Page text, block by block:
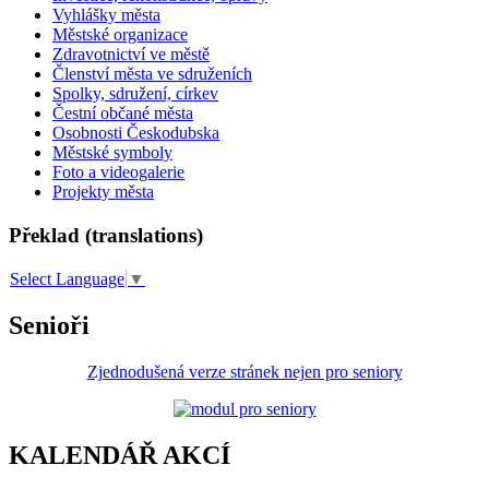
Vyhlášky města
Městské organizace
Zdravotnictví ve městě
Členství města ve sdruženích
Spolky, sdružení, církev
Čestní občané města
Osobnosti Českodubska
Městské symboly
Foto a videogalerie
Projekty města
Překlad (translations)
Select Language ▼
Senioři
Zjednodušená verze stránek nejen pro seniory
KALENDÁŘ AKCÍ